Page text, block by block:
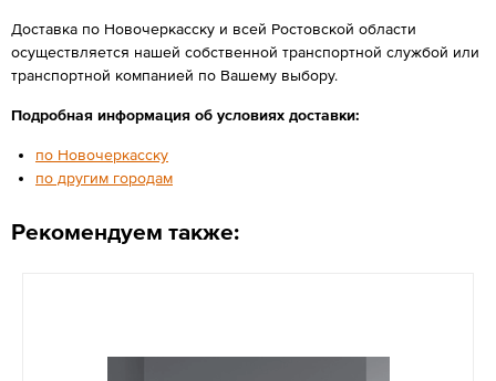
Доставка по Новочеркасску и всей Ростовской области
осуществляется нашей собственной транспортной службой или
транспортной компанией по Вашему выбору.
Подробная информация об условиях доставки:
по Новочеркасску
по другим городам
Рекомендуем также: